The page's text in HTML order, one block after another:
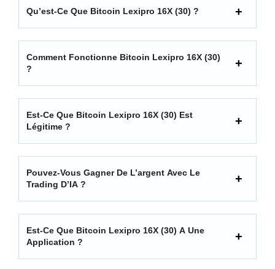
Qu’est-Ce Que Bitcoin Lexipro 16X (30) ?
Comment Fonctionne Bitcoin Lexipro 16X (30)
?
Est-Ce Que Bitcoin Lexipro 16X (30) Est
Légitime ?
Pouvez-Vous Gagner De L’argent Avec Le
Trading D’IA ?
Est-Ce Que Bitcoin Lexipro 16X (30) A Une
Application ?